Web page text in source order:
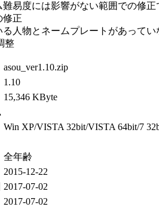
易度には影響がない範囲での修正
修正
る人物とネームプレートがあって
整
asou_ver1.10.zip
1.10
15,346 KByte
Win XP/VISTA 32bit/VISTA 64bit/7
全年齢
2015-12-22
2017-07-02
2017-07-02